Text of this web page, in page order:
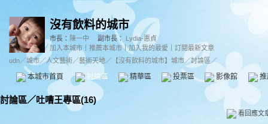
沒有飲料的城市
市長： 陳一中 副市長：
Lydia-惠貞
加入本城市
推薦本城市｜加入我的最愛
訂閱最新文章
udn／城市／人文藝術／藝術天地／ 【沒有飲料的城市】城市／討論區／
本城市首頁 討論區 精華區 投票區 影像館
討論區／吐嘈王專區(16)
看回應文